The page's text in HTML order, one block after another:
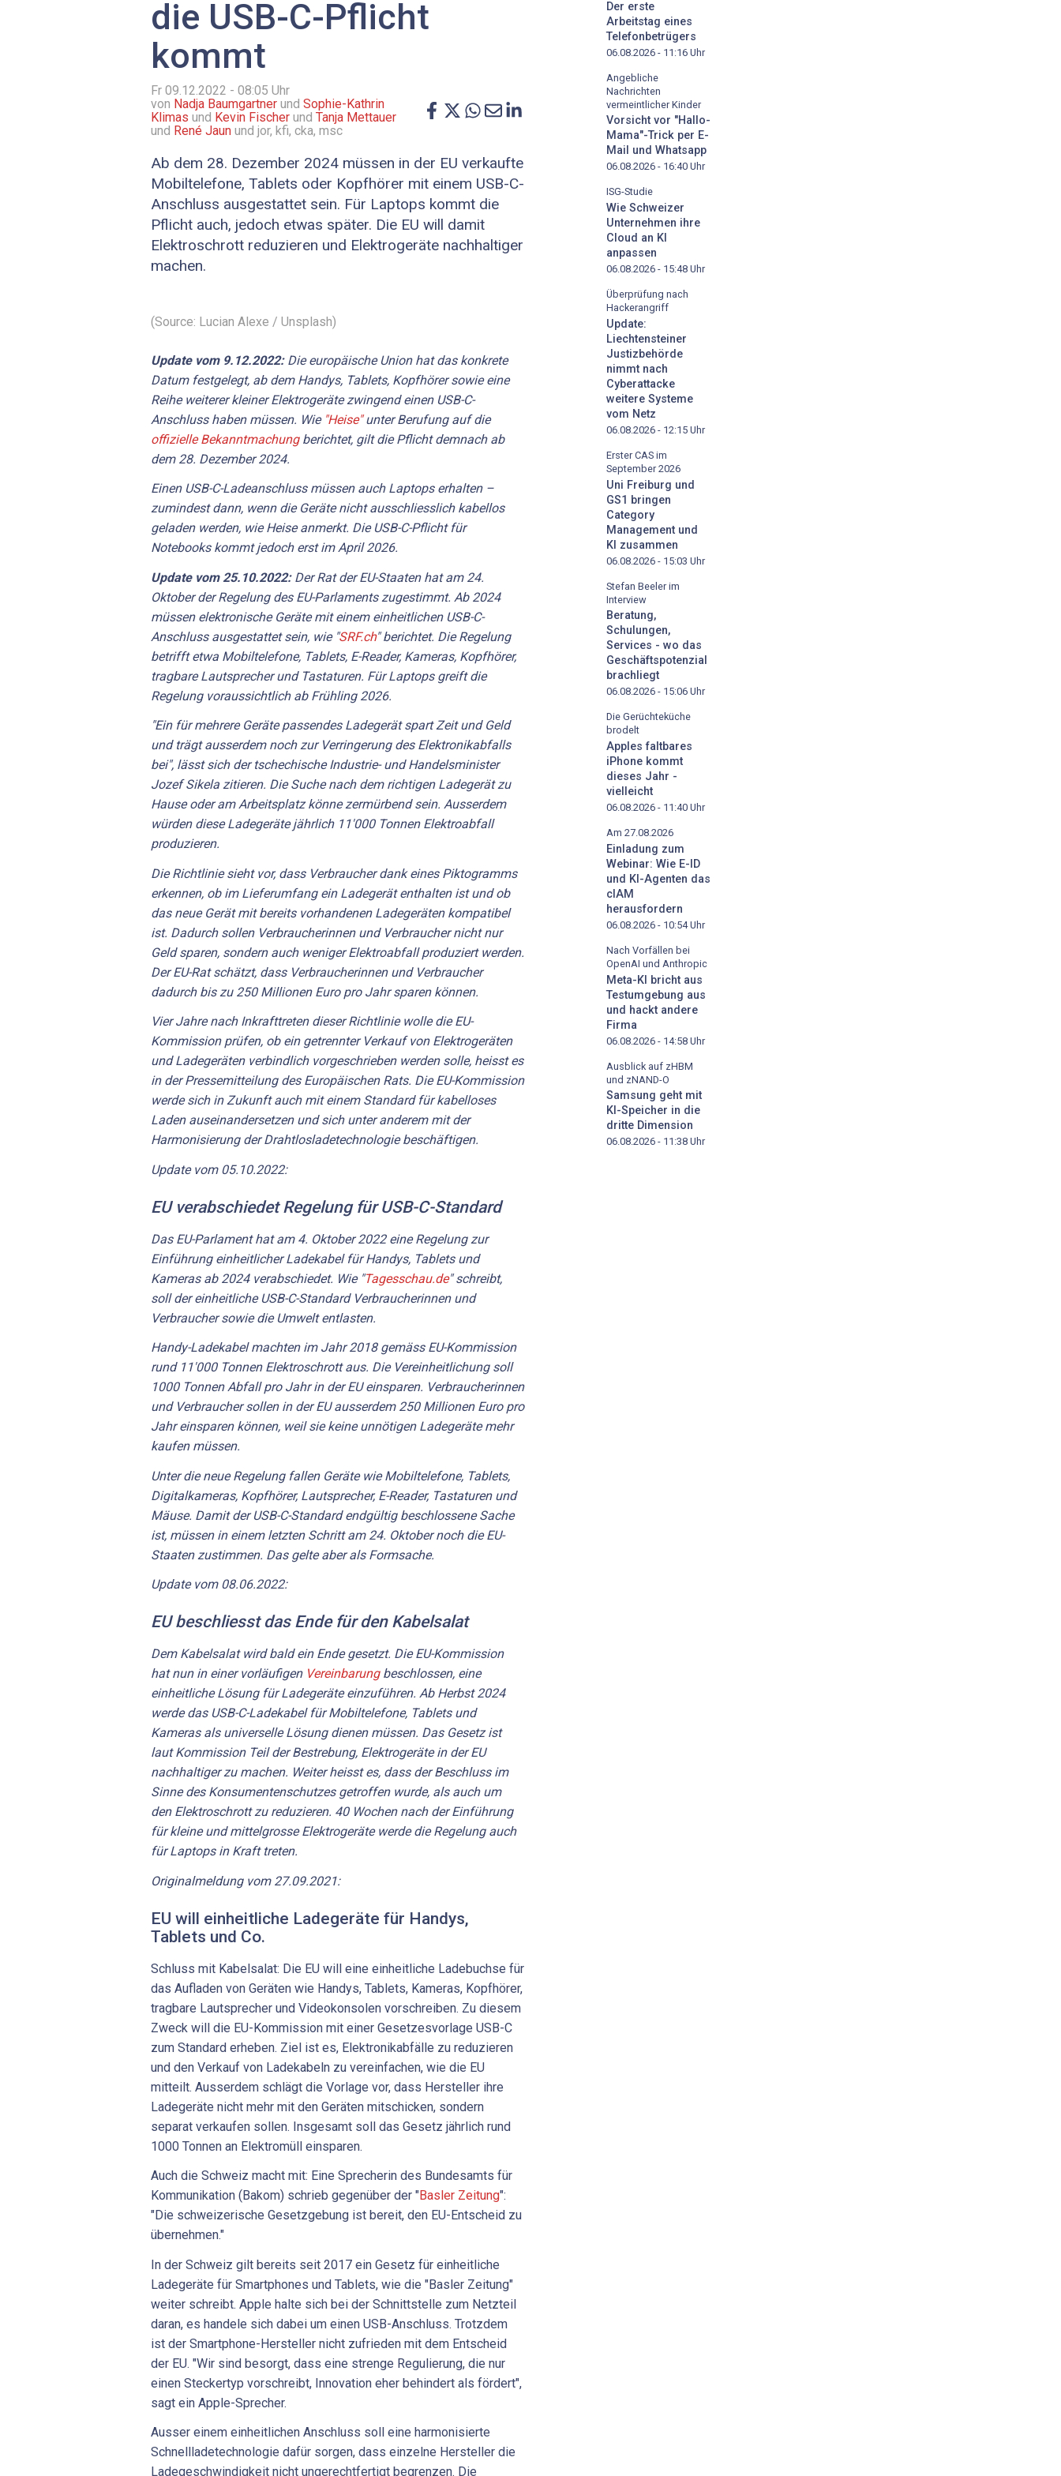
die USB-C-Pflicht
kommt
Fr 09.12.2022 - 08:05 Uhr
von Nadja Baumgartner und Sophie-Kathrin
Klimas und Kevin Fischer und Tanja Mettauer
und René Jaun und jor, kfi, cka, msc
Ab dem 28. Dezember 2024 müssen in der EU verkaufte
Mobiltelefone, Tablets oder Kopfhörer mit einem USB-C-
Anschluss ausgestattet sein. Für Laptops kommt die
Pflicht auch, jedoch etwas später. Die EU will damit
Elektroschrott reduzieren und Elektrogeräte nachhaltiger
machen.
(Source: Lucian Alexe / Unsplash)
Update vom 9.12.2022:Die europäische Union hat das konkrete
Datum festgelegt, ab dem Handys, Tablets, Kopfhörer sowie eine
Reihe weiterer kleiner Elektrogeräte zwingend einen USB-C-
Anschluss haben müssen. Wie "Heise"unter Berufung auf die
offizielle Bekanntmachung berichtet, gilt die Pflicht demnach ab
dem 28. Dezember 2024.
Einen USB-C-Ladeanschluss müssen auch Laptops erhalten –
zumindest dann, wenn die Geräte nicht ausschliesslich kabellos
geladen werden, wie Heise anmerkt. Die USB-C-Pflicht für
Notebooks kommt jedoch erst im April 2026.
Update vom 25.10.2022:Der Rat der EU-Staaten hat am 24.
Oktober der Regelung des EU-Parlaments zugestimmt. Ab 2024
müssen elektronische Geräte mit einem einheitlichen USB-C-
Anschluss ausgestattet sein, wie "SRF.ch" berichtet. Die Regelung
betrifft etwa Mobiltelefone, Tablets, E-Reader, Kameras, Kopfhörer,
tragbare Lautsprecher und Tastaturen. Für Laptops greift die
Regelung voraussichtlich ab Frühling 2026.
"Ein für mehrere Geräte passendes Ladegerät spart Zeit und Geld
und trägt ausserdem noch zur Verringerung des Elektronikabfalls
bei", lässt sich der tschechische Industrie- und Handelsminister
Jozef Sikela zitieren. Die Suche nach dem richtigen Ladegerät zu
Hause oder am Arbeitsplatz könne zermürbend sein. Ausserdem
würden diese Ladegeräte jährlich 11'000 Tonnen Elektroabfall
produzieren.
Die Richtlinie sieht vor, dass Verbraucher dank eines Piktogramms
erkennen, ob im Lieferumfang ein Ladegerät enthalten ist und ob
das neue Gerät mit bereits vorhandenen Ladegeräten kompatibel
ist. Dadurch sollen Verbraucherinnen und Verbraucher nicht nur
Geld sparen, sondern auch weniger Elektroabfall produziert werden.
Der EU-Rat schätzt, dass Verbraucherinnen und Verbraucher
dadurch bis zu 250 Millionen Euro pro Jahr sparen können.
Vier Jahre nach Inkrafttreten dieser Richtlinie wolle die EU-
Kommission prüfen, ob ein getrennter Verkauf von Elektrogeräten
und Ladegeräten verbindlich vorgeschrieben werden solle, heisst es
in der Pressemitteilung des Europäischen Rats. Die EU-Kommission
werde sich in Zukunft auch mit einem Standard für kabelloses
Laden auseinandersetzen und sich unter anderem mit der
Harmonisierung der Drahtlosladetechnologie beschäftigen.
Update vom 05.10.2022:
EU verabschiedet Regelung für USB-C-Standard
Das EU-Parlament hat am 4. Oktober 2022 eine Regelung zur
Einführung einheitlicher Ladekabel für Handys, Tablets und
Kameras ab 2024 verabschiedet. Wie "Tagesschau.de" schreibt,
soll der einheitliche USB-C-Standard Verbraucherinnen und
Verbraucher sowie die Umwelt entlasten.
Handy-Ladekabel machten im Jahr 2018 gemäss EU-Kommission
rund 11'000 Tonnen Elektroschrott aus. Die Vereinheitlichung soll
1000 Tonnen Abfall pro Jahr in der EU einsparen. Verbraucherinnen
und Verbraucher sollen in der EU ausserdem 250 Millionen Euro pro
Jahr einsparen können, weil sie keine unnötigen Ladegeräte mehr
kaufen müssen.
Unter die neue Regelung fallen Geräte wie Mobiltelefone, Tablets,
Digitalkameras, Kopfhörer, Lautsprecher, E-Reader, Tastaturen und
Mäuse. Damit der USB-C-Standard endgültig beschlossene Sache
ist, müssen in einem letzten Schritt am 24. Oktober noch die EU-
Staaten zustimmen. Das gelte aber als Formsache.
Update vom 08.06.2022:
EU beschliesst das Ende für den Kabelsalat
Dem Kabelsalat wird bald ein Ende gesetzt. Die EU-Kommission
hat nun in einer vorläufigen Vereinbarungbeschlossen, eine
einheitliche Lösung für Ladegeräte einzuführen. Ab Herbst 2024
werde das USB-C-Ladekabel für Mobiltelefone, Tablets und
Kameras als universelle Lösung dienen müssen. Das Gesetz ist
laut Kommission Teil der Bestrebung, Elektrogeräte in der EU
nachhaltiger zu machen. Weiter heisst es, dass der Beschluss im
Sinne des Konsumentenschutzes getroffen wurde, als auch um
den Elektroschrott zu reduzieren. 40 Wochen nach der Einführung
für kleine und mittelgrosse Elektrogeräte werde die Regelung auch
für Laptops in Kraft treten.
Originalmeldung vom 27.09.2021:
EU will einheitliche Ladegeräte für Handys,
Tablets und Co.
Schluss mit Kabelsalat: Die EU will eine einheitliche Ladebuchse für
das Aufladen von Geräten wie Handys, Tablets, Kameras, Kopfhörer,
tragbare Lautsprecher und Videokonsolen vorschreiben. Zu diesem
Zweck will die EU-Kommission mit einer Gesetzesvorlage USB-C
zum Standard erheben. Ziel ist es, Elektronikabfälle zu reduzieren
und den Verkauf von Ladekabeln zu vereinfachen, wie die EU
mitteilt. Ausserdem schlägt die Vorlage vor, dass Hersteller ihre
Ladegeräte nicht mehr mit den Geräten mitschicken, sondern
separat verkaufen sollen. Insgesamt soll das Gesetz jährlich rund
1000 Tonnen an Elektromüll einsparen.
Auch die Schweiz macht mit: Eine Sprecherin des Bundesamts für
Kommunikation (Bakom) schrieb gegenüber der "Basler Zeitung":
"Die schweizerische Gesetzgebung ist bereit, den EU-Entscheid zu
übernehmen."
In der Schweiz gilt bereits seit 2017 ein Gesetz für einheitliche
Ladegeräte für Smartphones und Tablets, wie die "Basler Zeitung"
weiter schreibt. Apple halte sich bei der Schnittstelle zum Netzteil
daran, es handele sich dabei um einen USB-Anschluss. Trotzdem
ist der Smartphone-Hersteller nicht zufrieden mit dem Entscheid
der EU. "Wir sind besorgt, dass eine strenge Regulierung, die nur
einen Steckertyp vorschreibt, Innovation eher behindert als fördert",
sagt ein Apple-Sprecher.
Ausser einem einheitlichen Anschluss soll eine harmonisierte
Schnellladetechnologie dafür sorgen, dass einzelne Hersteller die
Ladegeschwindigkeit nicht ungerechtfertigt begrenzen. Die
Der erste
Arbeitstag eines
Telefonbetrügers
06.08.2026 - 11:16 Uhr
Angebliche
Nachrichten
vermeintlicher Kinder
Vorsicht vor "Hallo-
Mama"-Trick per E-
Mail und Whatsapp
06.08.2026 - 16:40 Uhr
ISG-Studie
Wie Schweizer
Unternehmen ihre
Cloud an KI
anpassen
06.08.2026 - 15:48 Uhr
Überprüfung nach
Hackerangriff
Update:
Liechtensteiner
Justizbehörde
nimmt nach
Cyberattacke
weitere Systeme
vom Netz
06.08.2026 - 12:15 Uhr
Erster CAS im
September 2026
Uni Freiburg und
GS1 bringen
Category
Management und
KI zusammen
06.08.2026 - 15:03 Uhr
Stefan Beeler im
Interview
Beratung,
Schulungen,
Services - wo das
Geschäftspotenzial
brachliegt
06.08.2026 - 15:06 Uhr
Die Gerüchteküche
brodelt
Apples faltbares
iPhone kommt
dieses Jahr -
vielleicht
06.08.2026 - 11:40 Uhr
Am 27.08.2026
Einladung zum
Webinar: Wie E-ID
und KI-Agenten das
cIAM
herausfordern
06.08.2026 - 10:54Uhr
Nach Vorfällen bei
OpenAI und Anthropic
Meta-KI bricht aus
Testumgebung aus
und hackt andere
Firma
06.08.2026 - 14:58 Uhr
Ausblick auf zHBM
und zNAND-O
Samsung geht mit
KI-Speicher in die
dritte Dimension
06.08.2026 - 11:38 Uhr